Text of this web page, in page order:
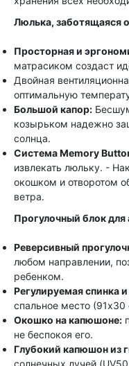
Люлька, заботящаяся
Просторная и
матрасиком создаст
Двойная
оптимальную
Большой капор:
козырьком надежно
солнца.
Система Memory
извлекать люльку. -
окошком и отворотом
ветра.
Прогулочный блок
Реверсивный
любом направлении,
ребенком.
Регулируемая спинка
спальное место
Окошко на капюшоне:
не беспокоя его.
Глубокий капюшон из
солнечных лучей